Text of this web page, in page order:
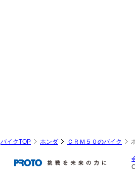
バイクTOP
ホンダ ＣＲＭ５０のバイク